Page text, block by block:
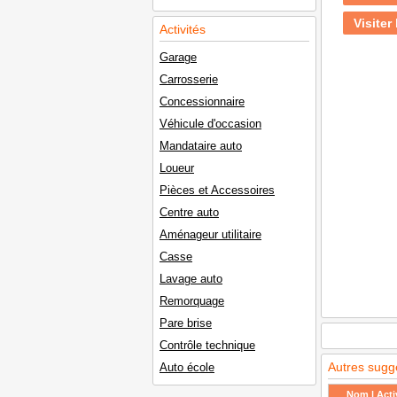
Activités
Garage
Carrosserie
Concessionnaire
Véhicule d'occasion
Mandataire auto
Loueur
Pièces et Accessoires
Centre auto
Aménageur utilitaire
Casse
Lavage auto
Remorquage
Pare brise
Contrôle technique
Auto école
Visiter
Autres
Nom |